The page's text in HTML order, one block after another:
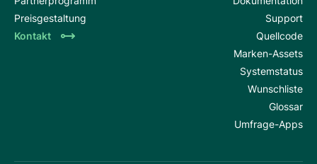
Preisgestaltung
Kontakt
Support
Quellcode
Marken-Assets
Systemstatus
Wunschliste
Glossar
Umfrage-Apps